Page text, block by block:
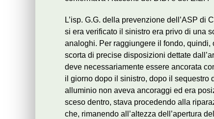
L’isp. G.G. della prevenzione dell’ASP
si era verificato il sinistro era privo di una
analoghi. Per raggiungere il fondo,
scorta di precise disposizioni dettate
deve necessariamente essere ancorata
il giorno dopo il sinistro, dopo il sequestro
alluminio non aveva ancoraggi ed era
sceso dentro, stava procedendo alla
che, rimanendo all’altezza dell’apertura